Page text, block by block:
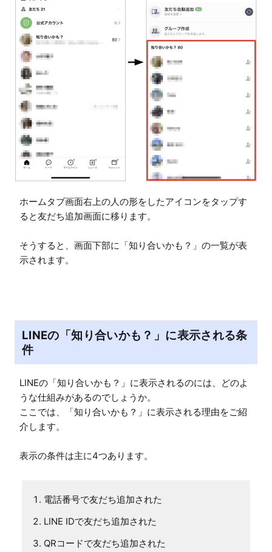
ホームタブ画面右上の人の形をしたアイコンをタップす
ると友だち追加画面に移ります。
そうすると、画面下部に「知り合いかも？」の一覧が表
示されます。
LINEの「知り合いかも？」に表示される条
件
LINEの「知り合いかも？」に表示されるのには、どのよ
うな仕組みがあるのでしょうか。
ここでは、「知り合いかも？」に表示される理由をご紹
介します。
表示の条件は主に4つあります。
電話番号で友だち追加された
LINE IDで友だち追加された
QRコードで友だち追加された